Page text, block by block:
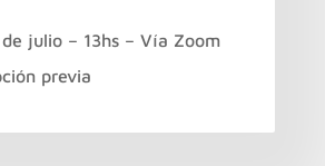
julio – 13hs – Vía Zoom
previa